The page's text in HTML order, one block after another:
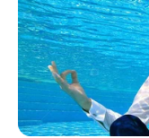
liegt
Felssporn